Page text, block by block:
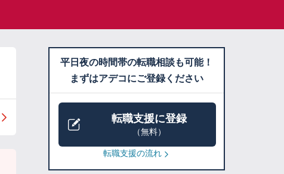
平日夜の時間帯の転職相談も可能！
まずはアデコにご登録ください
転職支援に登録
（無料）
転職支援の流れ